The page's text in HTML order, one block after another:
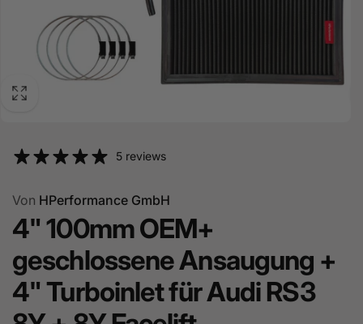
5 reviews
Von HPerformance GmbH
4" 100mm OEM+
geschlossene Ansaugung +
4" Turboinlet für Audi RS3